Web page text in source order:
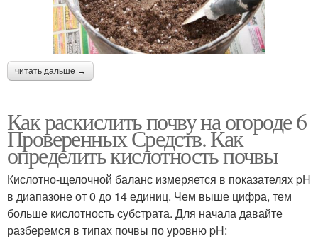
читать дальше →
Как раскислить почву на огороде 6
Проверенных Средств. Как
определить кислотность почвы
Кислотно-щелочной баланс измеряется в показателях pH
в диапазоне от 0 до 14 единиц. Чем выше цифра, тем
больше кислотность субстрата. Для начала давайте
разберемся в типах почвы по уровню pH: